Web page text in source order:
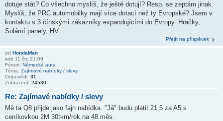
dotuje stát? Co všechno myslíš, že ještě dotují? Resp. se zeptám jinak.
Myslíš, že PRC automobilky mají více dotací než ty Evropské? Jsem v
kontaktu s 3 čínskými zákazníky expandujícími do Evropy. Hračky,
Solární panely, HV...
Přejít na příspěvek
od HondaMan
sob 11 črc 21:09
Fórum: Německá auta
Téma: Zajímavé nabídky / slevy
Odpovědi: 31
Zobrazení: 24530
Re: Zajímavé nabídky / slevy
Mě ta Q8 přijde jako fajn nabídka. "Já" budu platit 21.5 za A5 s
ceníkovkou 2M 30tkm/rok na 48 měs.